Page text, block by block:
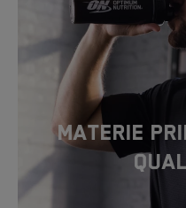
Materie